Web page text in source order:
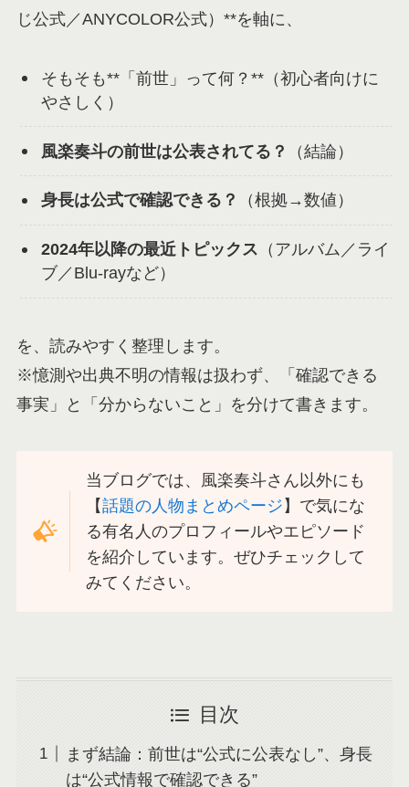
じ公式／ANYCOLOR公式）**を軸に、
そもそも**「前世」って何？**（初心者向けに
やさしく）
風楽奏斗の前世は公表されてる？ （結論）
身長は公式で確認できる？ （根拠→数値）
2024年以降の最近トピックス （アルバム／ライ
ブ／Blu-rayなど）
を、読みやすく整理します。
※憶測や出典不明の情報は扱わず、「確認できる
事実」と「分からないこと」を分けて書きます。
当ブログでは、風楽奏斗さん以外にも
【話題の人物まとめページ 】で気にな
る有名人のプロフィールやエピソード
を紹介しています。ぜひチェックして
みてください。
目次
まず結論：前世は“公式に公表なし”、身長
は“公式情報で確認できる”